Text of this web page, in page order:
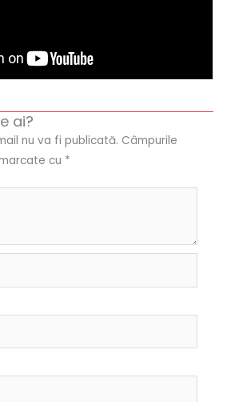
ai?
nu va fi publicată. Câmpurile
cu *